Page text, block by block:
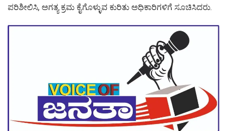
ಪರಿಶೀಲಿಸಿ, ಅಗತ್ಯ ಕ್ರಮ ಕೈಗೊಳ್ಳುವ ಕುರಿತು ಅಧಿಕಾರಿಗಳಿಗೆ ಸೂಚಿಸಿದರು.